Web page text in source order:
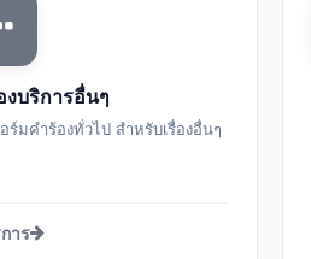
งบริการอื่นๆ
ร์มคำร้องทั่วไป สำหรับเรื่องอื่นๆ
าร